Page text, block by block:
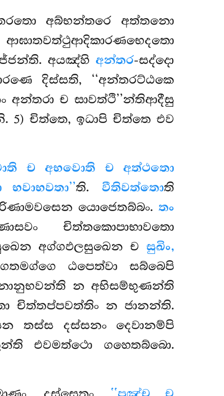
අබ්භන්තරෙ අත්තනො
අයඤ්හි අන්තර-සද්දො
දිස්සති, ‘‘අන්තරට්ඨකෙ
අන්තරා ච සාවත්ථි’’න්තිආදීසු
5) චිත්තෙ, ඉධාපි චිත්තෙ එව
ච අභවොති ච අත්ථතො
ති. වීතිවත්තොති
යොජෙතබ්බං.තං
චිත්තකොපාභාවතො
අග්ගඵලසුඛෙන චසුඛිං,
ඨපෙත්වා සබ්බෙපි
නානුභවන්ති න අභිසම්භුණන්ති
චිත්තප්පවත්තිං න ජානන්ති.
තස්ස දස්සනං දෙවානම්පි
එවමත්ථො ගහෙතබ්බො.